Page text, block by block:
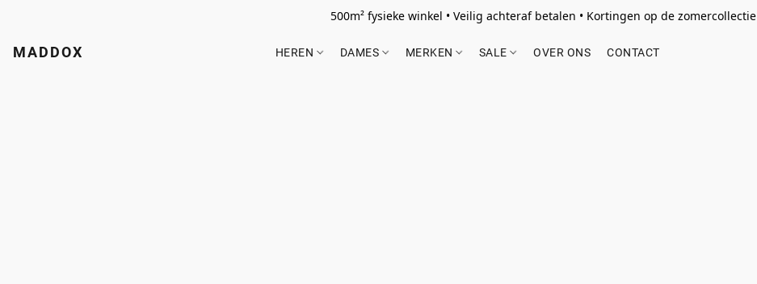
500m² fysieke winkel • Veilig achteraf betalen • Kortingen op de zomercollectie
MADDOX HEREN DAMES MERKEN SALE OVER ONS CONTACT